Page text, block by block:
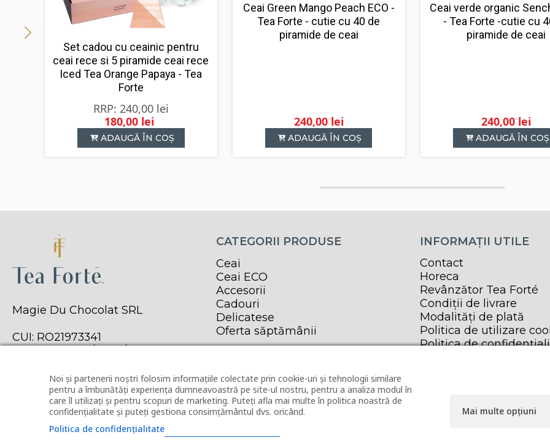
Set cadou cu ceainic pentru
ceai rece si 5 piramide ceai rece
Iced Tea Orange Papaya - Tea
Forte
240,00 lei
Prețul
inițial
180,00 lei
Prețul
curent
ADAUGĂ ÎN COȘ
Ceai Green Mango Peach ECO -
Tea Forte - cutie cu 40 de
piramide de ceai
240,00 lei
ADAUGĂ ÎN COȘ
Ceai verde organic
- Tea Forte -cutie cu
piramide de ceai
240,00 lei
ADAUGĂ ÎN COȘ
Magie Du Chocolat SRL
CUI: RO21973341
CATEGORII PRODUSE
Ceai
Ceai ECO
Accesorii
Cadouri
Delicatese
Oferta săptămânii
INFORMAȚII UTILE
Contact
Horeca
Revânzător Tea Forté
Condiții de livrare
Modalități de plată
Politica de utilizare
Politica de
Noi și partenerii noștri folosim informațiile colectate prin cookie-uri și tehnologii similare
pentru a îmbunătăți experiența dumneavoastră pe site-ul nostru, pentru a analiza modul în
care îl utilizați și pentru scopuri de marketing. Puteți afla mai multe în politica noastră de
confidențialitate și puteți gestiona consimțământul dvs. oricând.
Politica de confidențialitate
Mai multe opțiuni